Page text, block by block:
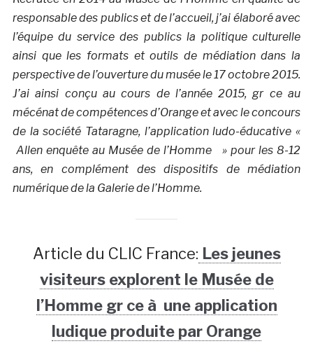
responsable des publics et de l’accueil, j’ai élaboré avec
l’équipe du service des publics la politique culturelle
ainsi que les formats et outils de médiation dans la
perspective de l’ouverture du musée le 17 octobre 2015.
J’ai ainsi conçu au cours de l’année 2015, gr ce au
mécénat de compétences d’Orange et avec le concours
de la société Tataragne, l’application ludo-éducative «
Allen enquête au Musée de l’Homme » pour les 8-12
ans, en complément des dispositifs de médiation
numérique de la Galerie de l’Homme.
Article du CLIC France: Les jeunes
visiteurs explorent le Musée de
l’Homme gr ce à une application
ludique produite par Orange